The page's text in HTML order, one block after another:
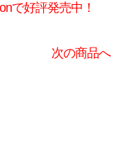
で好評発売中！
次の商品へ